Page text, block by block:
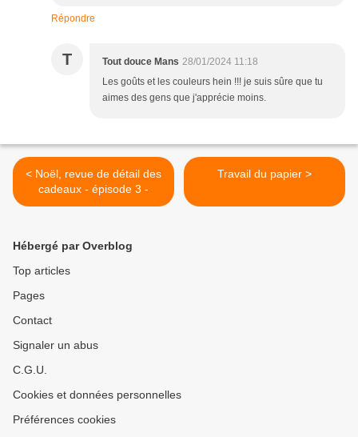
Répondre
T Tout douce Mans 28/01/2024 11:18
Les goûts et les couleurs hein !!! je suis sûre que tu
aimes des gens que j'apprécie moins.
< Noël, revue de détail des
cadeaux - épisode 3 -
Travail du papier >
Hébergé par Overblog
Top articles
Pages
Contact
Signaler un abus
C.G.U.
Cookies et données personnelles
Préférences cookies